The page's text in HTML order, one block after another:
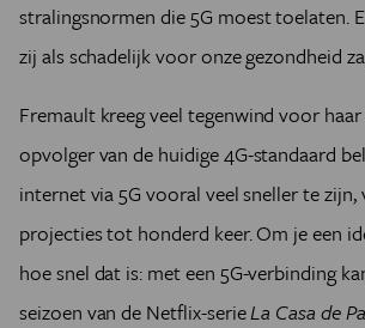
stralingsnormen die 5G moest toelaten.
zij als schadelijk voor onze gezondheid
Fremault kreeg veel tegenwind voor haar
opvolger van de huidige 4G-standaard
internet via 5G vooral veel sneller te
projecties tot honderd keer. Om je een
hoe snel dat is: met een 5G-verbinding
seizoen van de Netflix-serieLa Casa de